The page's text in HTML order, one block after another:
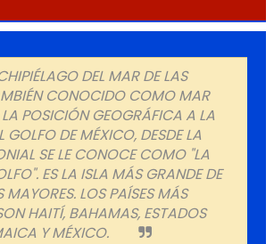
DEL MAR DE LAS
CONOCIDO COMO MAR
POSICIÓN GEOGRÁFICA A LA
GOLFO DE MÉXICO, DESDE LA
SE LE CONOCE COMO "LA
ES LA ISLA MÁS GRANDE DE
MAYORES. LOS PAÍSES MÁS
HAITÍ, BAHAMAS, ESTADOS
Y MÉXICO.